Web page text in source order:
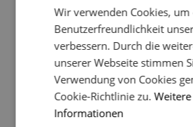
4
Wir verwenden Cookies, um
Benutzerfreundlichkeit
verbessern. Durch die
unserer Webseite stimmen
Verwendung von Cookies
Cookie-Richtlinie zu.Weitere
Informationen